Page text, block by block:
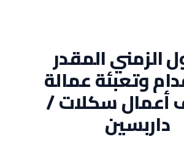
الزمني المقدر
وتعبئة عمالة
سكلات /
داربسين